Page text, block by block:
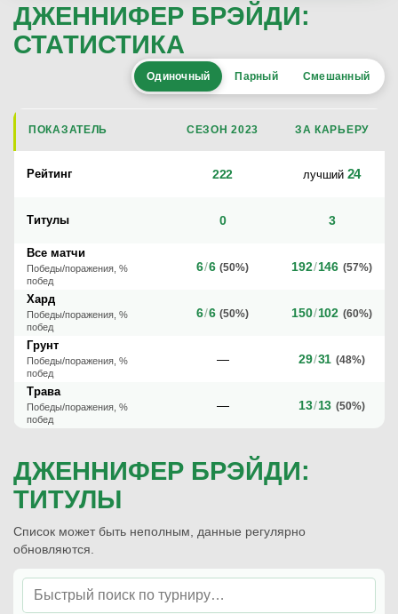
ДЖЕННИФЕР БРЭЙДИ:
СТАТИСТИКА
Одиночный Парный Смешанный
ПОКАЗАТЕЛЬ СЕЗОН 2023 ЗА КАРЬЕРУ
Рейтинг 222 лучший 24
Титулы 0 3
Все матчи
Победы/поражения, %
побед
6/6 (50%) 192/146 (57%)
Хард
Победы/поражения, %
побед
6/6 (50%) 150/102 (60%)
Грунт
Победы/поражения, %
побед
— 29/31 (48%)
Трава
Победы/поражения, %
побед
— 13/13 (50%)
ДЖЕННИФЕР БРЭЙДИ:
ТИТУЛЫ
Список может быть неполным, данные регулярно
обновляются.